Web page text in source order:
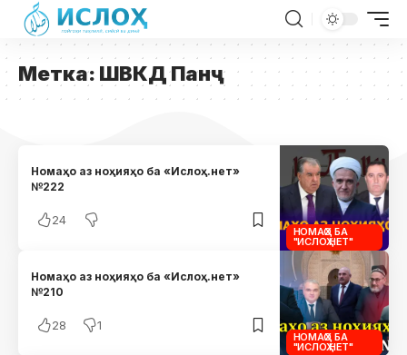
Метка: ШВКД Панҷ
НОМАҲО БА
"ИСЛОҲ.НЕТ"
Номаҳо аз ноҳияҳо ба «Ислоҳ.нет»
№222
24
НОМАҲО БА
"ИСЛОҲ.НЕТ"
Номаҳо аз ноҳияҳо ба «Ислоҳ.нет»
№210
28 1